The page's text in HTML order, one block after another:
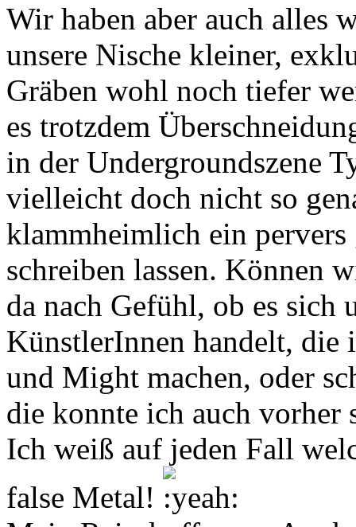
Wir haben aber auch alles
unsere Nische kleiner,
Gräben wohl noch tiefer
es trotzdem
in der Undergroundszene
vielleicht doch nicht so
klammheimlich ein
schreiben lassen. Können
da nach Gefühl, ob es sich
KünstlerInnen handelt,
und Might machen, oder
die konnte ich auch vorher
Ich weiß auf jeden Fall
false Metal!